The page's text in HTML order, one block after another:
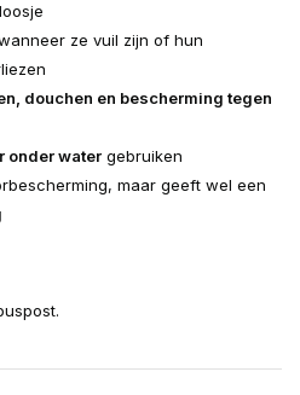
ze vuil zijn of hun
douchen en bescherming tegen
onder water gebruiken
maar geeft wel een